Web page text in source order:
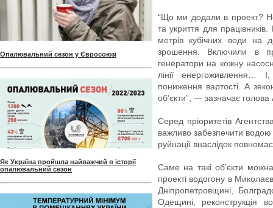
Опалювальний сезон у Євросоюзі
Як Україна пройшла найважчий в історії
опалювальний сезон
“Що ми додали в проект?
та укриття для
метрів кубічних води
зрошення. Включили в
генератори на кожну
лінії
пониження вартості. А
об’єкти”, — зазначає
Серед пріоритетів
важливо забезпечити водою
руйнації внаслідок
Саме на такі об’єкти
проекті водогону в
Дніпропетровщині,
Одещині, реконструкція